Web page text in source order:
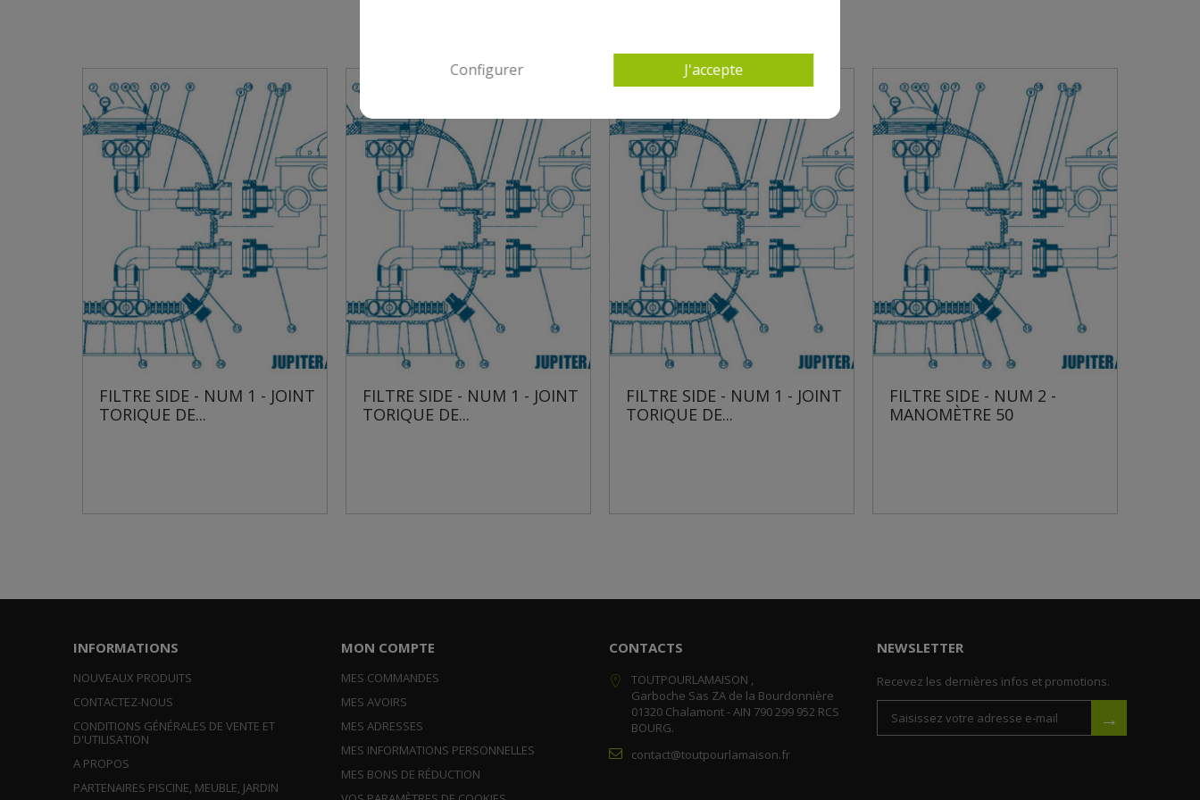
SIDE - NUM 1 - JOINT
FILTRE SIDE - NUM 1 - JOINT
FILTRE SIDE - NUM 1 - JOINT
FILTRE SIDE - NUM 2 -
MANOMÈTRE 50
FILTRE SIDE - NUM 3
INFORMATIONS
NOUVEAUX PRODUITS
CONTACTEZ-NOUS
CONDITIONS GÉNÉRALES DE VENTE ET
D'UTILISATION
A PROPOS
PARTENAIRES PISCINE, MEUBLE, JARDIN
MON COMPTE
MES COMMANDES
MES AVOIRS
MES ADRESSES
MES INFORMATIONS PERSONNELLES
MES BONS DE RÉDUCTION
CONTACTS
TOUTPOURLAMAISON ,
Garboche Sas ZA de la Bourdonnière
01320 Chalamont - AIN 790 299 952 RCS
BOURG.
contact@toutpourlamaison.fr
NEWSLETTER
Recevez les dernières infos et promotions.
→
Configurer J'accepte